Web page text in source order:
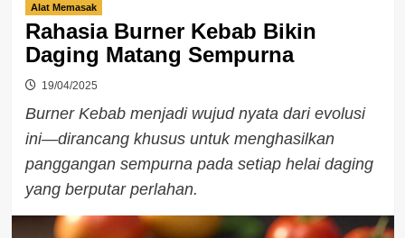
Alat Memasak
Rahasia Burner Kebab Bikin
Daging Matang Sempurna
19/04/2025
Burner Kebab menjadi wujud nyata dari evolusi
ini—dirancang khusus untuk menghasilkan
panggangan sempurna pada setiap helai daging
yang berputar perlahan.